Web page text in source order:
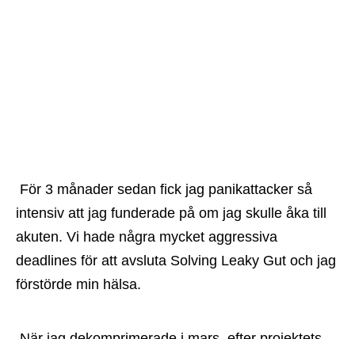
intensiv att jag funderade på om jag skulle åka till
akuten. Vi hade några mycket aggressiva
deadlines för att avsluta Solving Leaky Gut och jag
förstörde min hälsa.